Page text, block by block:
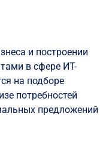
и построении
в сфере ИТ-
на подборе
потребностей
предложений